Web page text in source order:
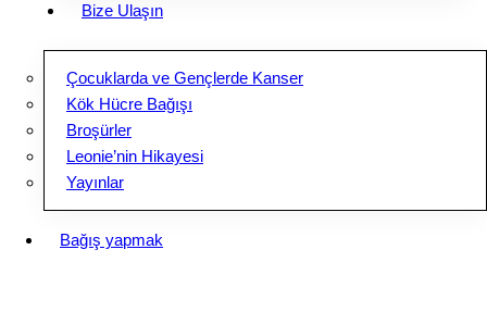
Bize Ulaşın
Çocuklarda ve Gençlerde Kanser
Kök Hücre Bağışı
Broşürler
Leonie’nin Hikayesi
Yayınlar
Bağış yapmak